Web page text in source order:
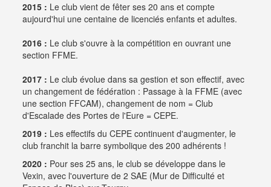
2015 : Le club vient de fêter ses 20 ans et compte
aujourd'hui une centaine de licenciés enfants et adultes.
2016 : Le club s'ouvre à la compétition en ouvrant une
section FFME.
2017 : Le club évolue dans sa gestion et son effectif, avec
un changement de fédération : Passage à la FFME (avec
une section FFCAM), changement de nom = Club
d'Escalade des Portes de l'Eure = CEPE.
2019 : Les effectifs du CEPE continuent d'augmenter, le
club franchit la barre symbolique des 200 adhérents !
2020 : Pour ses 25 ans, le club se développe dans le
Vexin, avec l'ouverture de 2 SAE (Mur de Difficulté et